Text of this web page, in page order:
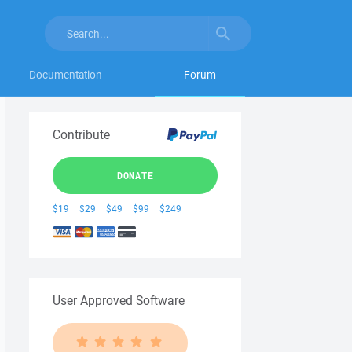
Documentation Forum
Contribute
DONATE
$19 $29 $49 $99 $249
User Approved Software